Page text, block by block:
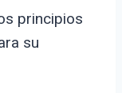
principios
su